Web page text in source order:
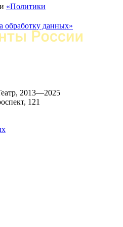
«Политики
обработку данных»
2013—2025
121